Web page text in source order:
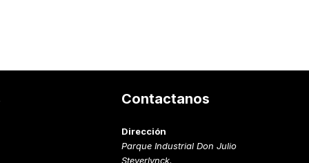
Contactanos
Dirección
Parque Industrial Don Julio
Steverlynck.